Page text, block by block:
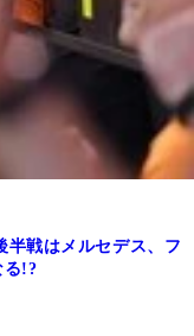
半戦はメルセデス、フ
る!?